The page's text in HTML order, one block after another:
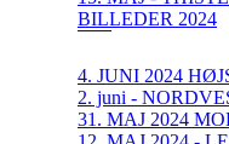
BILLEDER 2024
4. JUNI 2024
2. juni -
31. MAJ 2024